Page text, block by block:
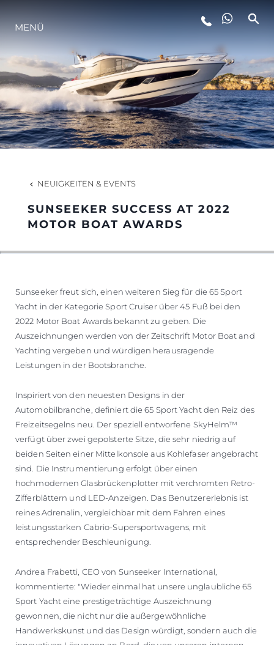
LIFESTYLE
INNOVATION
DIE FIRMA
DAS TEAM
GESCHICHTE
MENÜ
NEUIGKEITEN & EVENTS
SUNSEEKER SUCCESS AT 2022
MOTOR BOAT AWARDS
Sunseeker freut sich, einen weiteren Sieg für die 65 Sport
Yacht in der Kategorie Sport Cruiser über 45 Fuß bei den
2022 Motor Boat Awards bekannt zu geben. Die
Auszeichnungen werden von der Zeitschrift Motor Boat and
Yachting vergeben und würdigen herausragende
Leistungen in der Bootsbranche.
Inspiriert von den neuesten Designs in der
Automobilbranche, definiert die 65 Sport Yacht den Reiz des
Freizeitsegelns neu. Der speziell entworfene SkyHelm™
verfügt über zwei gepolsterte Sitze, die sehr niedrig auf
beiden Seiten einer Mittelkonsole aus Kohlefaser angebracht
sind. Die Instrumentierung erfolgt über einen
hochmodernen Glasbrückenplotter mit verchromten Retro-
Zifferblättern und LED-Anzeigen. Das Benutzererlebnis ist
reines Adrenalin, vergleichbar mit dem Fahren eines
leistungsstarken Cabrio-Supersportwagens, mit
entsprechender Beschleunigung.
Andrea Frabetti, CEO von Sunseeker International,
kommentierte: "Wieder einmal hat unsere unglaubliche 65
Sport Yacht eine prestigeträchtige Auszeichnung
gewonnen, die nicht nur die außergewöhnliche
Handwerkskunst und das Design würdigt, sondern auch die